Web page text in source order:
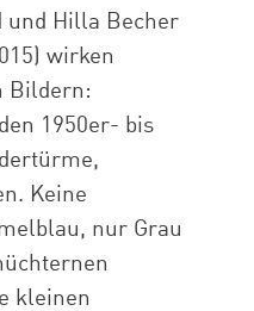
und Hilla Becher
wirken
Bildern:
1950er- bis
Keine
nur Grau
kleinen